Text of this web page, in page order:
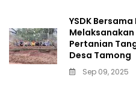
YSDK
Pertanian
Desa Tamong
Sep 09, 2025